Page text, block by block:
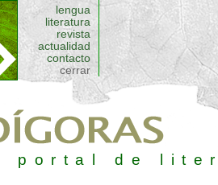
portal de
lengua
literatura
revista
actualidad
contacto
cerrar
portal de lengua
ELDyELE
portal de literatura
porta d'Italia